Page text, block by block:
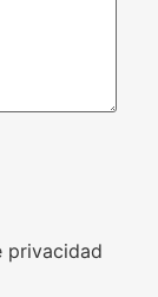
privacidad